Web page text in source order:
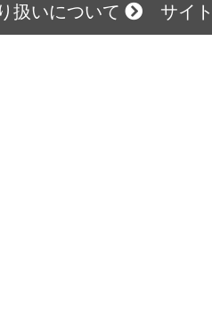
扱いについて サイ